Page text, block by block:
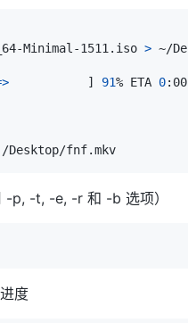
Minimal-1511.iso >
> ] 91% ETA 0
-p, -t, -e, -r 和 -b 选项）
度